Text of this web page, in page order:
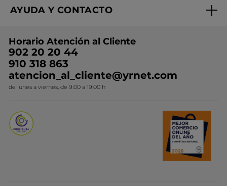
Nuestros compromisos
Conviértete en Franquiciada
Rebajas
Ideas de Regalo
Colección Monoi
Novedades del mes
AYUDA Y CONTACTO
Contacto
Horario Atención al Cliente
902 20 20 44
910 318 863
atencion_al_cliente@yrnet.com
de lunes a viernes, de 9:00 a 19:00 h